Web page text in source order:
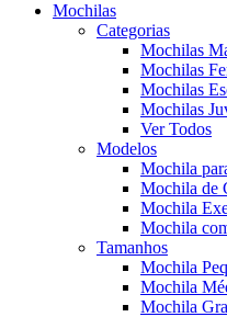
Mochilas
Categorias
Mochilas
Mochilas
Mochilas
Mochilas
Ver Todos
Modelos
Mochila
Mochila de
Mochila
Mochila
Tamanhos
Mochila
Mochila
Mochila